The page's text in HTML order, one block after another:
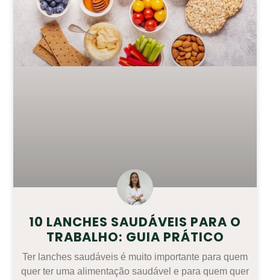
10 LANCHES SAUDÁVEIS PARA O
TRABALHO: GUIA PRÁTICO
Ter lanches saudáveis é muito importante para quem
quer ter uma alimentação saudável e para quem quer